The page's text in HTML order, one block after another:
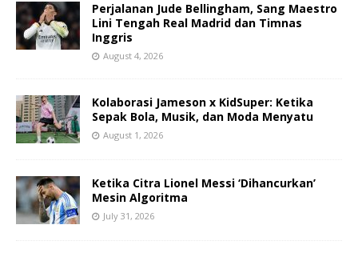
Perjalanan Jude Bellingham, Sang Maestro
Lini Tengah Real Madrid dan Timnas
Inggris
August 4, 2026
Kolaborasi Jameson x KidSuper: Ketika
Sepak Bola, Musik, dan Moda Menyatu
August 1, 2026
Ketika Citra Lionel Messi ‘Dihancurkan’
Mesin Algoritma
July 31, 2026